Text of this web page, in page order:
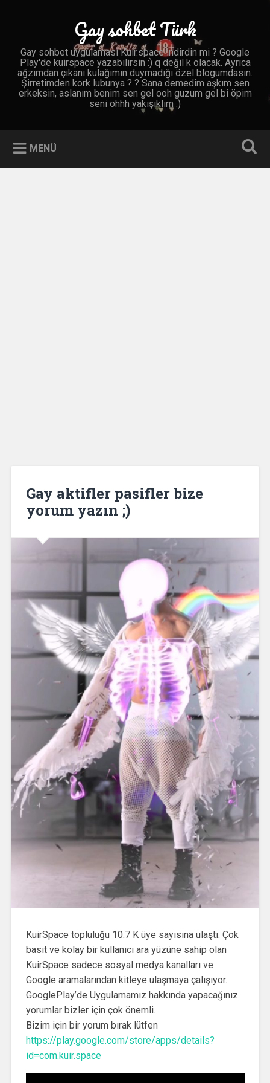
Gay sohbet Türk
Gay sohbet uygulaması Kuir.space indirdin mi ? Google
Play'de kuirspace yazabilirsin :) q değil k olacak. Ayrıca
ağzımdan çıkanı kulağımın duymadığı özel blogumdasın.
Şirretimden kork lubunya ? ? Sana demedim aşkım sen
erkeksin, aslanım benim sen gel ooh guzum gel bi öpim
seni ohhh yakışıklım :)
MENÜ
Gay aktifler pasifler bize
yorum yazın ;)
KuirSpace topluluğu 10.7 K üye sayısına ulaştı. Çok
basit ve kolay bir kullanıcı ara yüzüne sahip olan
KuirSpace sadece sosyal medya kanalları ve
Google aramalarından kitleye ulaşmaya çalışıyor.
GooglePlay’de Uygulamamız hakkında yapacağınız
yorumlar bizler için çok önemli.
Bizim için bir yorum bırak lütfen
https://play.google.com/store/apps/details?
id=com.kuir.space